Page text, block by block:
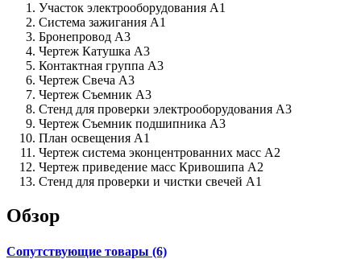
Участок электрооборудования А1
Система зажигания А1
Бронепровод А3
Чертеж Катушка А3
Контактная группа А3
Чертеж Свеча А3
Чертеж Съемник А3
Стенд для проверки электрооборудования А3
Чертеж Съемник подшипника А3
План освещения А1
Чертеж система эконцентрованних масс А2
Чертеж приведение масс Кривошипа А2
Стенд для проверки и чистки свечей А1
Обзор
Сопутствующие товары (6)